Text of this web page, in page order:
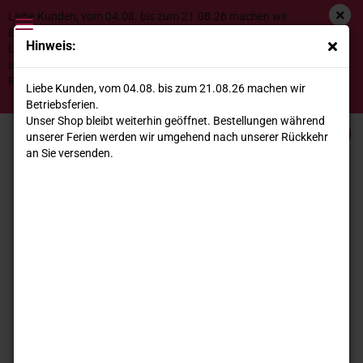
Hinweis:
Liebe Kunden, vom 04.08. bis zum 21.08.26 machen wir
Betriebsferien.
Unser Shop bleibt weiterhin geöffnet. Bestellungen während
unserer Ferien werden wir umgehend nach unserer Rückkehr
an Sie versenden.
Liebe Kunden, vom 04.08. bis zum 21.08.26 machen wir
Betriebsferien.
Unser Shop bleibt weiterhin geöffnet. Bestellungen während
unserer Ferien werden wir umgehend nach unserer
Rückkehr an Sie versenden.
Villa di Corlo Bio Lambrusco Grasparossa di Castelvetro
DOC Olimpia